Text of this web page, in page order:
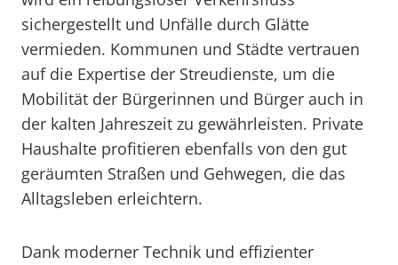
sichergestellt und Unfälle durch Glätte
vermieden. Kommunen und Städte vertrauen
auf die Expertise der Streudienste, um die
Mobilität der Bürgerinnen und Bürger auch in
der kalten Jahreszeit zu gewährleisten. Private
Haushalte profitieren ebenfalls von den gut
geräumten Straßen und Gehwegen, die das
Alltagsleben erleichtern.
Dank moderner Technik und effizienter